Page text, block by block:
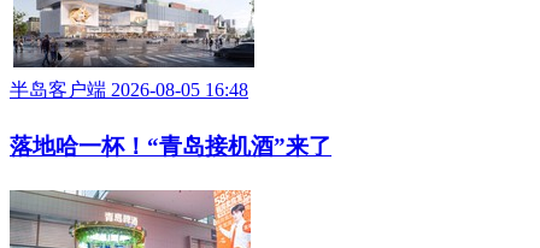
半岛客户端 2026-08-05 16:48
落地哈一杯！“青岛接机酒”来了